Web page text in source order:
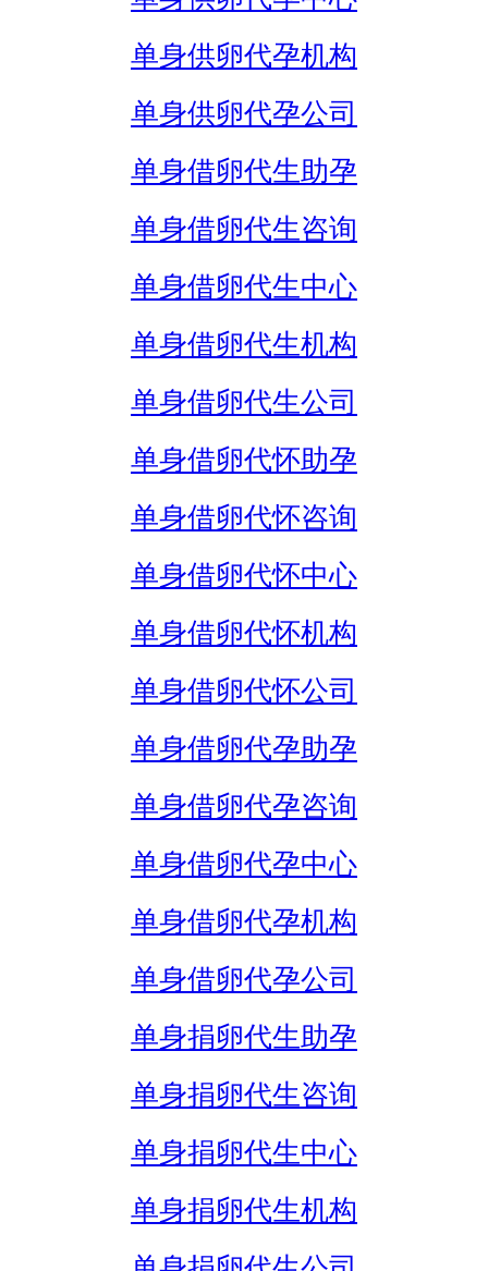
单身供卵代孕机构
单身供卵代孕公司
单身借卵代生助孕
单身借卵代生咨询
单身借卵代生中心
单身借卵代生机构
单身借卵代生公司
单身借卵代怀助孕
单身借卵代怀咨询
单身借卵代怀中心
单身借卵代怀机构
单身借卵代怀公司
单身借卵代孕助孕
单身借卵代孕咨询
单身借卵代孕中心
单身借卵代孕机构
单身借卵代孕公司
单身捐卵代生助孕
单身捐卵代生咨询
单身捐卵代生中心
单身捐卵代生机构